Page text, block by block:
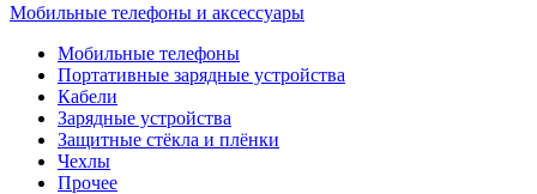
Мобильные телефоны и аксессуары
Мобильные телефоны
Портативные зарядные устройства
Кабели
Зарядные устройства
Защитные стёкла и плёнки
Чехлы
Прочее